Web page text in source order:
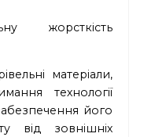
жорсткість
матеріали,
технології
його
від зовнішніх